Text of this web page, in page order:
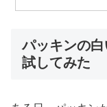
パッキンの
試してみた